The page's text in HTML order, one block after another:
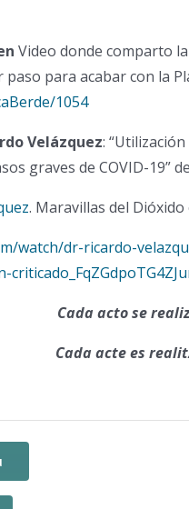
Video donde comparto
paso para acabar con la
1054
Velázquez:
graves de COVID-19”
. Maravillas del
watch/dr-ricardo-
Cada acto se
Cada acte es